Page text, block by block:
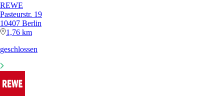
REWE
Pasteurstr. 19
10407 Berlin
1,76 km
geschlossen